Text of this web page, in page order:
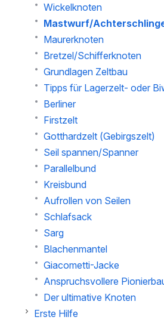
Wickelknoten
Mastwurf/
Maurerknoten
Bretzel/Schifferknoten
Grundlagen Zeltbau
Tipps für Lagerzelt- oder
Berliner
Firstzelt
Gotthardzelt (Gebirgszelt)
Seil spannen/Spanner
Parallelbund
Kreisbund
Aufrollen von Seilen
Schlafsack
Sarg
Blachenmantel
Giacometti-Jacke
Anspruchsvollere
Der ultimative Knoten
Erste Hilfe